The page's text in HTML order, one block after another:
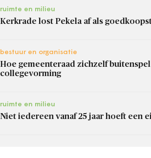
ruimte en milieu
Kerkrade lost Pekela af als
bestuur en organisatie
Hoe gemeenteraad zichzelf
collegevorming
ruimte en milieu
Niet iedereen vanaf 25 jaar hoeft een